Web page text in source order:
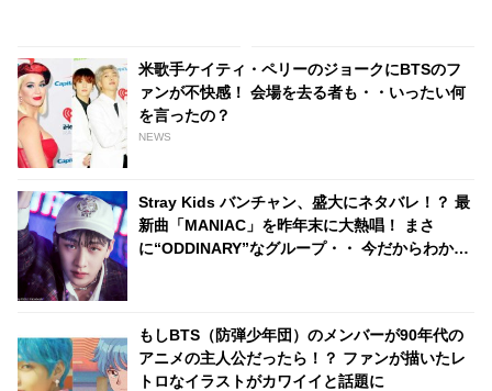
的なエピソードを明かす
米歌手ケイティ・ペリーのジョークにBTSのフ
ァンが不快感！ 会場を去る者も・・いったい何
を言ったの？
NEWS
Stray Kids バンチャン、盛大にネタバレ！？ 最
新曲「MANIAC」を昨年末に大熱唱！ まさ
に“ODDINARY”なグループ・・ 今だからわかる
もしBTS（防弾少年団）のメンバーが90年代の
アニメの主人公だったら！？ ファンが描いたレ
トロなイラストがカワイイと話題に